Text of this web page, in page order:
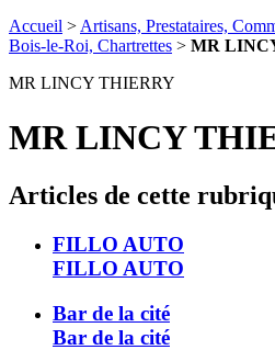
Accueil > Artisans, Prestataires,
Bois-le-Roi, Chartrettes > MR
MR LINCY THIERRY
MR LINCY
Articles de cette
FILLO AUTO
FILLO AUTO
Bar de la cité
Bar de la cité